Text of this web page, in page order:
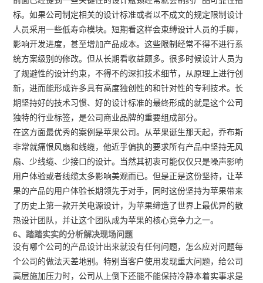
标。如果公司制定相关的设计标准或者以不成文的规定限制设计
人员采用一些低寿命模块。短期看这样会束缚设计人员的手脚，
影响开发进度，甚至增加产品成本。这些限制经常不得不进行系
统方案级别的修改。但从长期看收益颇多。很多时候设计人员为
了规避性的设计约束，不得不的深扣技术细节，从原理上进行创
新，进而能形成许多具有高度独创性的和针对性的专利技术。长
期坚持好的技术习惯、好的设计标准的最终形成的就是这个公司
独特的行业标签，是公司商业品牌的重要组成部分。
在这方面最优秀的案例是苹果公司。从苹果诞生那天起，乔布斯
非常就痛恨风扇和线缆，他近乎偏执的要求所有产品中坚持无风
扇、少线缆、少接口的设计。当然其初衷可能仅仅只是噪声影响
用户体验或者线缆太多影响美观而已。但是正是这份坚持，让苹
果的产品的用户体验长期领先于对手，同时这份坚持为苹果带来
了历史上第一款开关电源设计，为苹果缔造了世界上最优异的散
热设计团队，并让这个团队成为苹果的核心竞争力之一。
6、踏踏实实的分析解决现场问题
没有哪个公司的产品设计出来就没有任何问题，怎么应对问题每
个公司的做法天差地别。特别当客户使用发现重大问题，给公司
高层施加压力时，公司从上倒下还能不能保持冷静本着实事求是